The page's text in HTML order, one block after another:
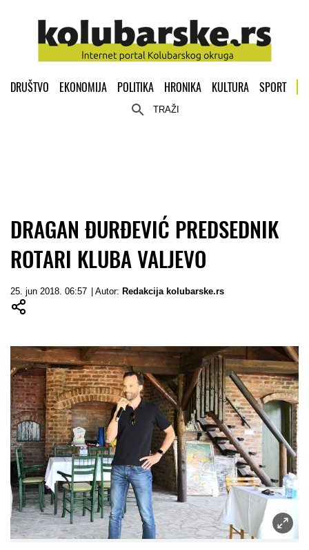
DRUŠTVO EKONOMIJA POLITIKA HRONIKA KULTURA SPORT
TRAŽI
DRAGAN ĐURĐEVIĆ PREDSEDNIK
ROTARI KLUBA VALJEVO
25. jun 2018. 06:57 | Autor: Redakcija kolubarske.rs